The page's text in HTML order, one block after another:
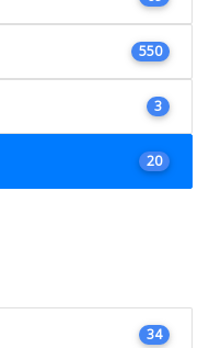
550
3
20
34